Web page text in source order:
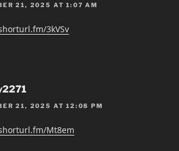
21, 2025 AT 1:07 AM
3kVSv
21, 2025 AT 12:08 PM
Mt8em